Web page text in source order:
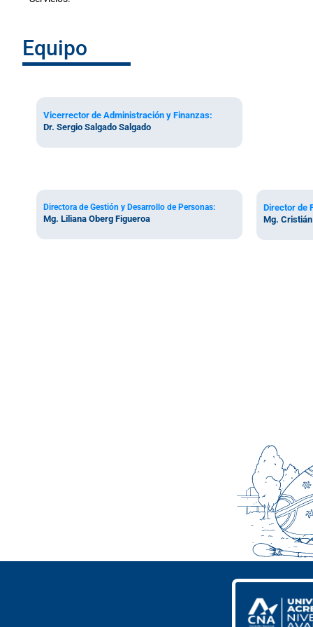
Equipo
Vicerrector de Administración y Finanzas:
Dr. Sergio Salgado Salgado
Directora de Gestión y Desarrollo de Personas:
Mg. Liliana Oberg Figueroa
Director de
Mg.